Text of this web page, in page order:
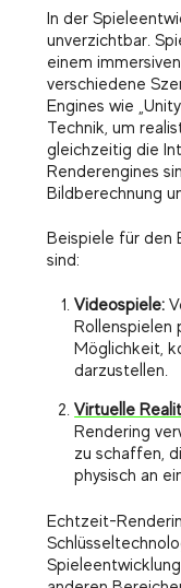
In der
unverzichtbar.
einem
verschiedene
Engines wie
Technik, um
gleichzeitig die
Renderengines
Bildberechnung
Beispiele für den
sind:
Videospiele:
Rollenspielen
Möglichkeit,
darzustellen.
Virtuelle
Rendering
zu schaffen,
physisch an
Echtzeit-